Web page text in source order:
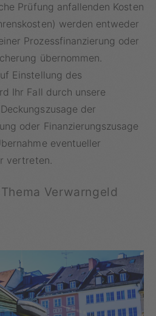
Prüfung anfallenden Kosten
werden entweder
Prozessfinanzierung oder
übernommen.
Einstellung des
Ihr Fall durch unsere
der
oder Finanzierungszusage
eventueller
vertreten.
Verwarngeld